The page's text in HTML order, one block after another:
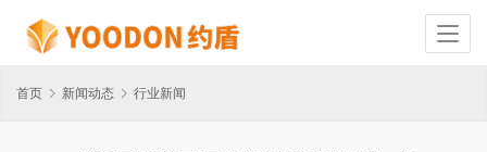
首页 新闻动态 行业新闻